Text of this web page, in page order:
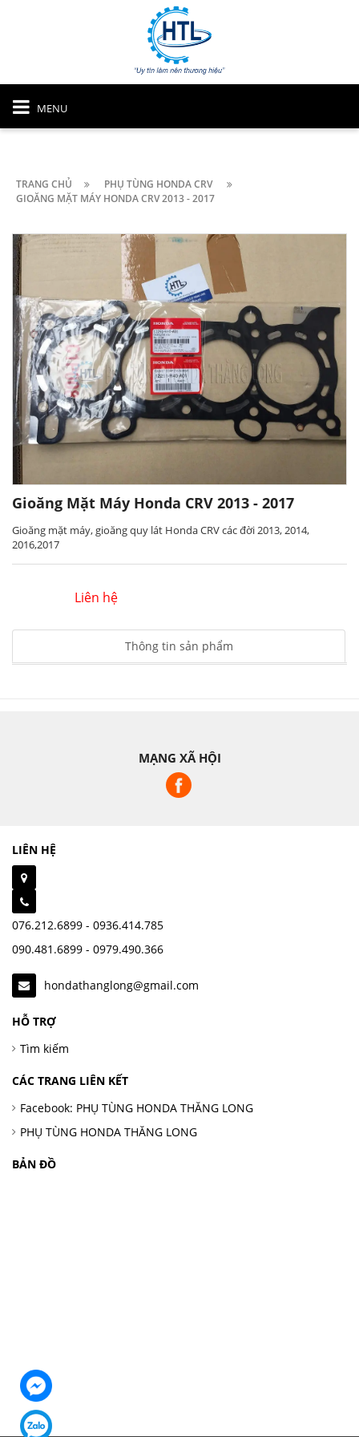
MENU
TRANG CHỦ
PHỤ TÙNG HONDA CRV
GIOĂNG MẶT MÁY HONDA CRV 2013 - 2017
Gioăng Mặt Máy Honda CRV 2013 - 2017
Gioăng mặt máy, gioăng quy lát Honda CRV các đời 2013, 2014,
2016,2017
Liên hệ
Thông tin sản phẩm
MẠNG XÃ HỘI
LIÊN HỆ
076.212.6899 - 0936.414.785
090.481.6899 - 0979.490.366
hondathanglong@gmail.com
HỖ TRỢ
Tìm kiếm
CÁC TRANG LIÊN KẾT
Facebook: PHỤ TÙNG HONDA THĂNG LONG
PHỤ TÙNG HONDA THĂNG LONG
BẢN ĐỒ